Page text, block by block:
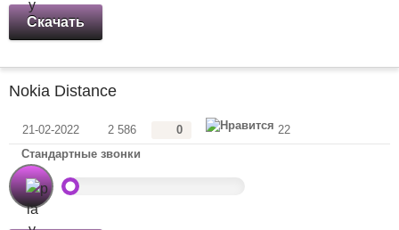
Скачать
Nokia Distance
21-02-2022 2 586 0
22
Стандартные звонки